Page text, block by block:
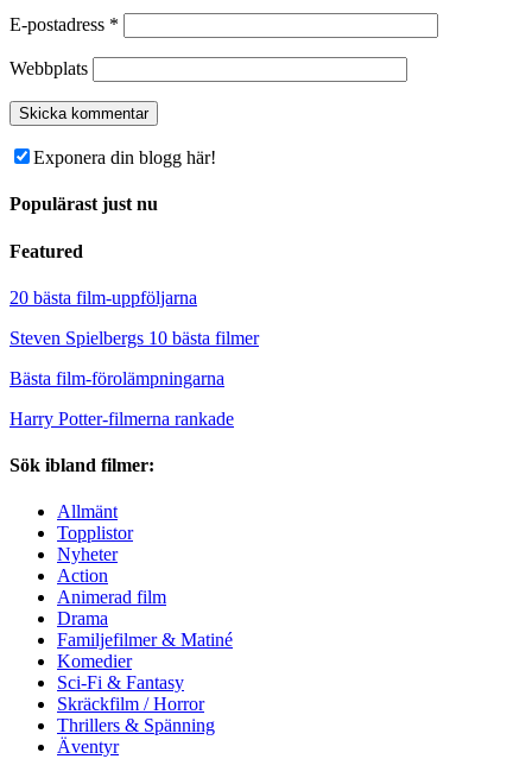
E-postadress *
Webbplats
Exponera din blogg här!
Populärast just nu
Featured
20 bästa film-uppföljarna
Steven Spielbergs 10 bästa filmer
Bästa film-förolämpningarna
Harry Potter-filmerna rankade
Sök ibland filmer:
Allmänt
Topplistor
Nyheter
Action
Animerad film
Drama
Familjefilmer & Matiné
Komedier
Sci-Fi & Fantasy
Skräckfilm / Horror
Thrillers & Spänning
Äventyr